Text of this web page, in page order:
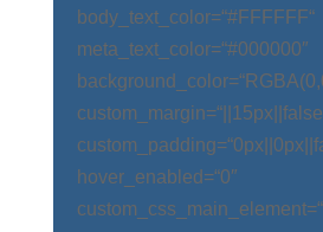
body_text_color=“#FFFFFF“
meta_text_color=“#000000″
hover_enabled=“0″